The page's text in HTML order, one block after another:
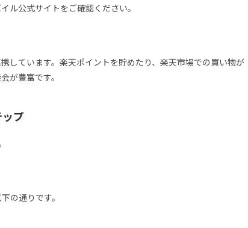
ル公式サイトをご確認ください。
しています。楽天ポイントを貯めたり、楽天市場での買い物が
が豊富です。
プ
の通りです。